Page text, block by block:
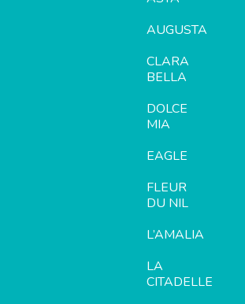
AUGUSTA
CLARA
BELLA
DOLCE
MIA
EAGLE
FLEUR
DU NIL
L’AMALIA
LA
CITADELLE